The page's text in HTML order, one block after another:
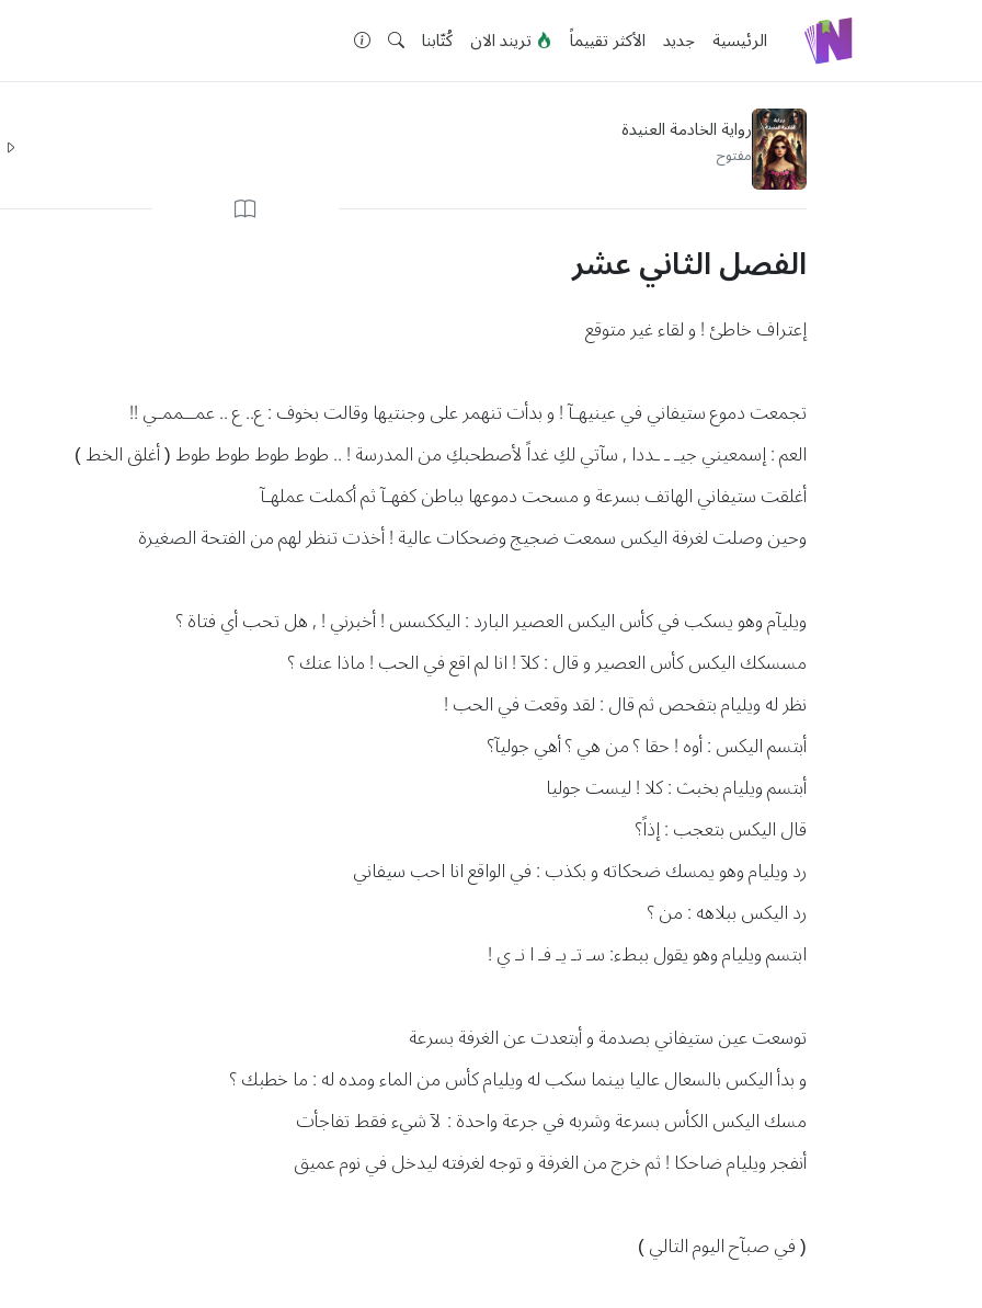
الرئيسية جديد الأكثر تقييماً تريند الان كُتّابنا
رواية الخادمة العنيدة
مفتوح
الفصل الثاني عشر
إعتراف خاطئ ! و لقاء غير متوقع
تجمعت دموع ستيفاني في عينيهـآ ! و بدأت تنهمر على وجنتيها وقالت بخوف : ع.. ع .. عمــممـي !!
العم : إسمعيني جيـ ـ ـددا , سآتي لكِ غداً لأصطحبكِ من المدرسة ! .. طوط طوط طوط طوط ( أغلق الخط )
أغلقت ستيفاني الهاتف بسرعة و مسحت دموعها بباطن كفهـآ ثم أكملت عملهـآ
وحين وصلت لغرفة اليكس سمعت ضجيج وضحكات عالية ! أخذت تنظر لهم من الفتحة الصغيرة
ويليآم وهو يسكب في كأس اليكس العصير البارد : اليككسس ! أخبرني ! , هل تحب أي فتاة ؟
مسسكك اليكس كأس العصير و قال : كلآ ! انا لم اقع في الحب ! ماذا عنك ؟
نظر له ويليام بتفحص ثم قال : لقد وقعت في الحب !
أبتسم اليكس : أوه ! حقا ؟ من هي ؟ أهي جوليآ؟
أبتسم ويليام بخبث : كلا ! ليست جوليا
قال اليكس بتعجب : إذاً؟
رد ويليام وهو يمسك ضحكاته و بكذب : في الواقع انا احب سيفاني
رد اليكس ببلاهه : من ؟
ابتسم ويليام وهو يقول ببطء: سـ تـ يـ فـ ا نـ ي !
توسعت عين ستيفاني بصدمة و أبتعدت عن الغرفة بسرعة
و بدأ اليكس بالسعال عاليا بينما سكب له ويليام كأس من الماء ومده له : ما خطبك ؟
مسك اليكس الكأس بسرعة وشربه في جرعة واحدة : لآ شيء فقط تفاجأت
أنفجر ويليام ضاحكا ! ثم خرج من الغرفة و توجه لغرفته ليدخل في نوم عميق
( في صبآح اليوم التالي )